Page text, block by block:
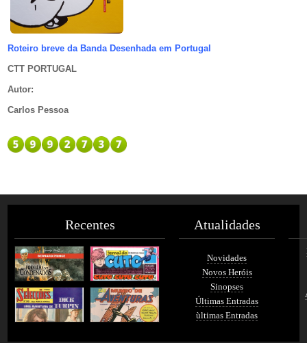
Roteiro breve da Banda Desenhada em Portugal
CTT PORTUGAL
Autor:
Carlos Pessoa
Recentes Atualidades
Novidades
Novos Heróis
Sinopses
Últimas Entradas
ùltimas Entradas